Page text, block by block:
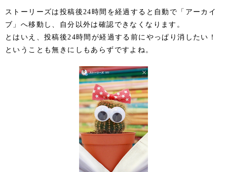
ストーリーズは投稿後24時間を経過すると自動で「アーカイ
ブ」へ移動し、自分以外は確認できなくなります。
とはいえ、投稿後24時間が経過する前にやっぱり消したい！
ということも無きにしもあらずですよね。